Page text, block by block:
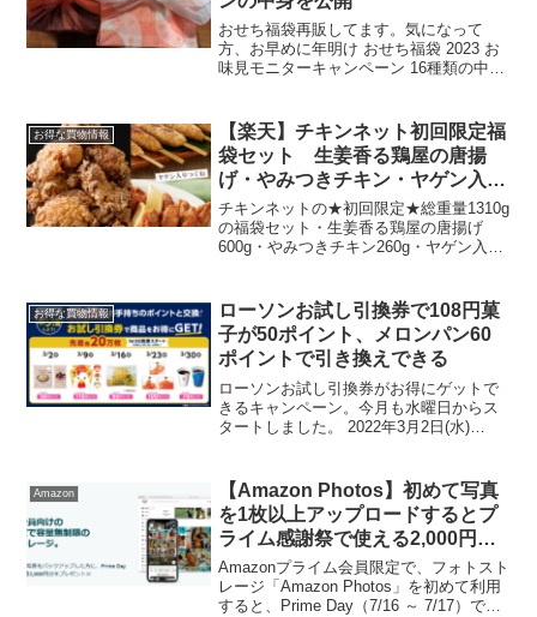
おせち福袋再販してます。気になって
方、お早めに年明け おせち福袋 2023 お
味見モニターキャンペーン 16種類の中か
た！Amazonおせち福袋きたー！！三段
重...
お得な買物情報
【楽天】チキンネット初回限定福
袋セット 生姜香る鶏屋の唐揚
げ・やみつきチキン・ヤゲン入り
つくね総重量1310g
チキンネットの★初回限定★総重量1310g
の福袋セット・生姜香る鶏屋の唐揚げ
600g・やみつきチキン260g・ヤゲン入り
ひとつもありません！やみつきチキンと
から揚...
お得な買物情報
ローソンお試し引換券で108円菓
子が50ポイント、メロンパン60
ポイントで引き換えできる
ローソンお試し引換券がお得にゲットで
きるキャンペーン。今月も水曜日からス
タートしました。 2022年3月2日(水)
→50Pで引き換え可能／先着 200,0...
Amazon
【Amazon Photos】初めて写真
を1枚以上アップロードするとプ
ライム感謝祭で使える2,000円分
の割引クーポンがもらえる
Amazonプライム会員限定で、フォトスト
レージ「Amazon Photos」を初めて利用
すると、Prime Day（7/16 ～ 7/17）で